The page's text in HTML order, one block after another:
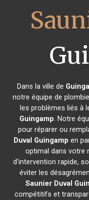
Dans la ville de
notre équipe de
les problèmes liés à
Guingamp. Notre
pour réparer ou
Duval Guingamp en
optimal dans votre
d'intervention rapide,
éviter les
Saunier Duval
compétitifs et